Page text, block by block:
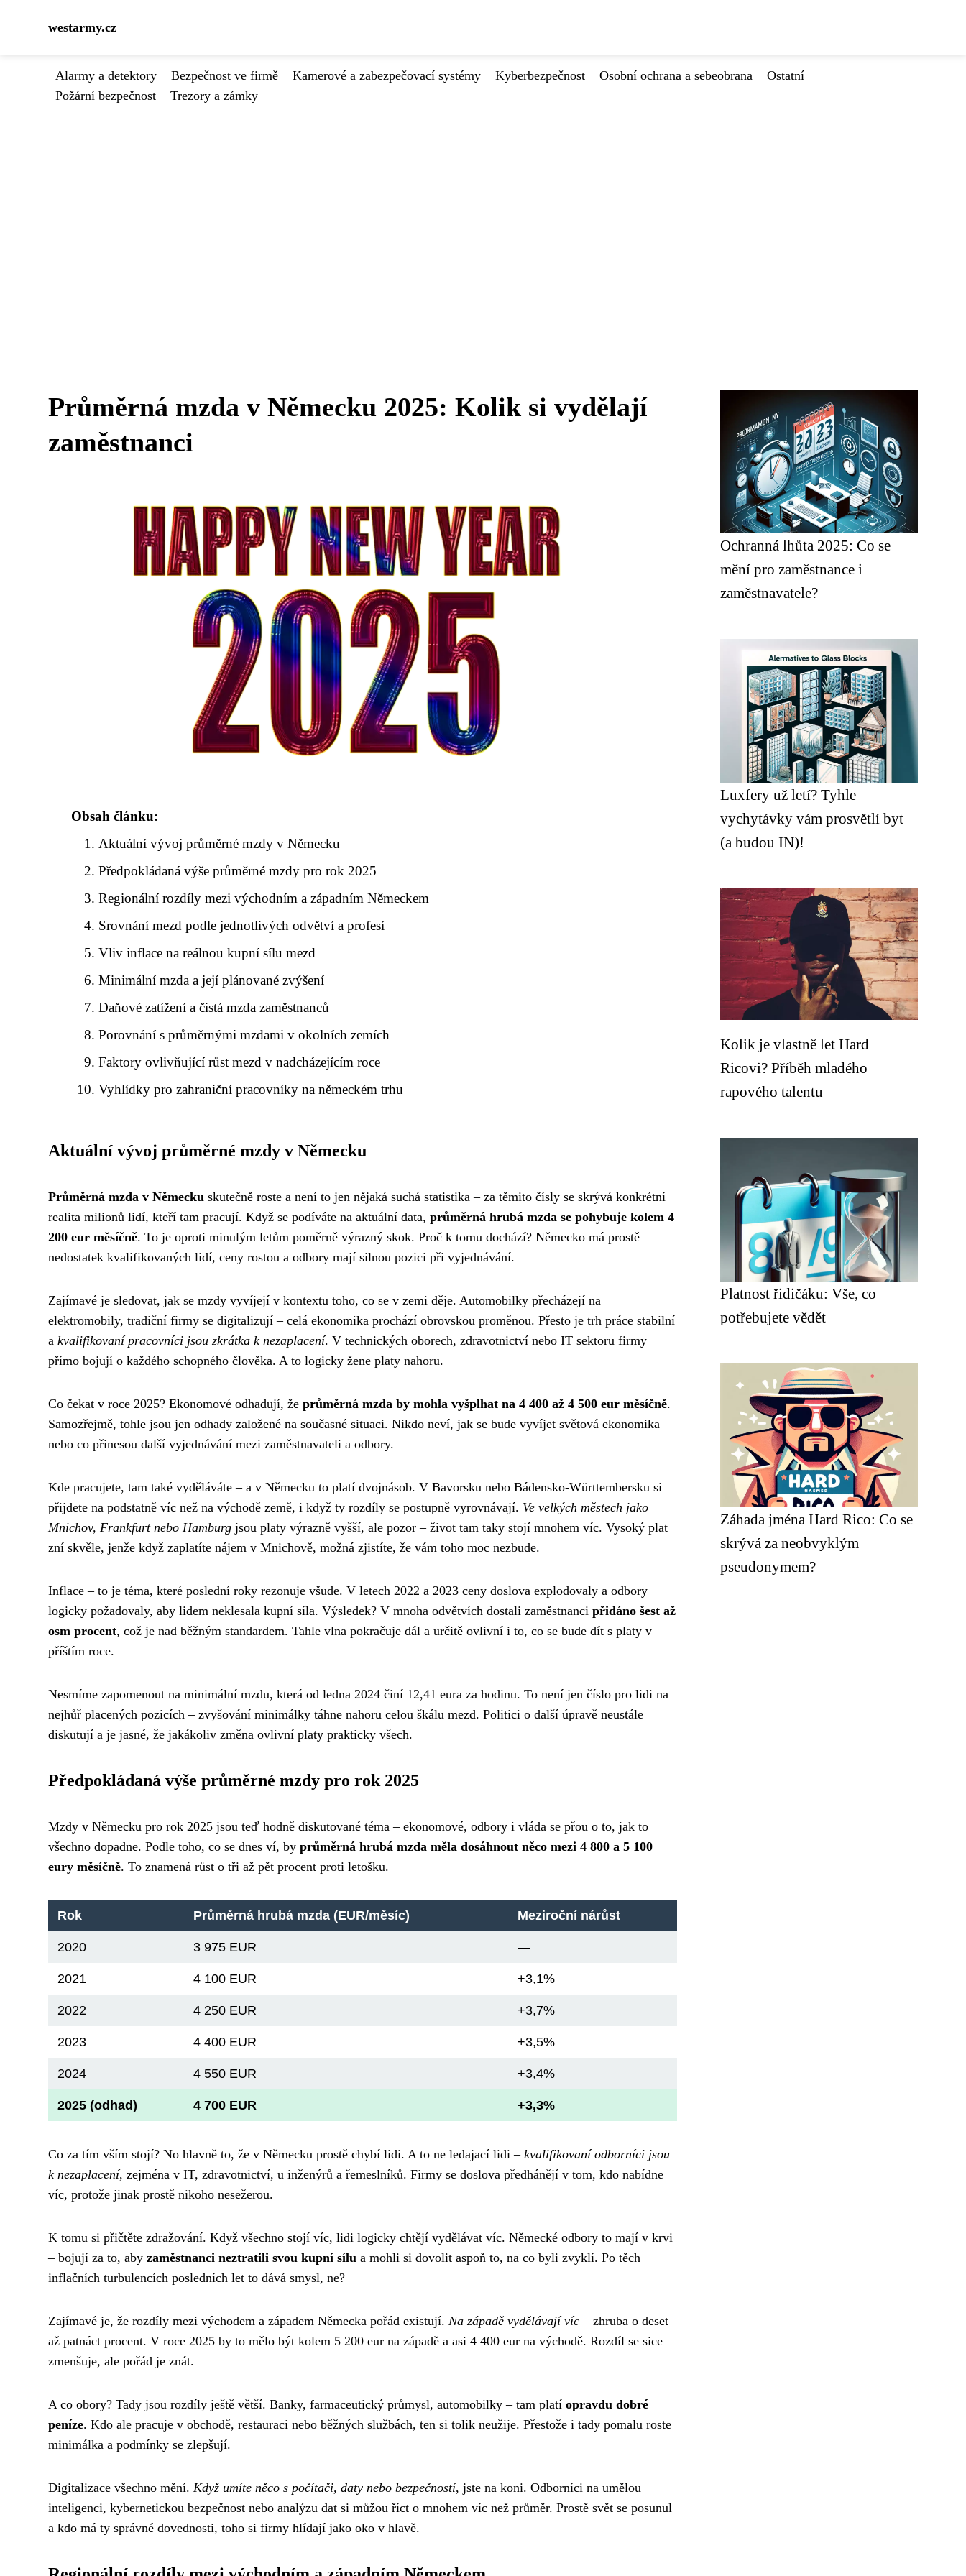
westarmy.cz
Alarmy a detektory Bezpečnost ve firmě Kamerové a zabezpečovací systémy Kyberbezpečnost Osobní ochrana a sebeobrana
Ostatní
Požární bezpečnost
Trezory a zámky
Průměrná mzda v Německu 2025: Kolik si vydělají
zaměstnanci
Obsah článku:
Aktuální vývoj průměrné mzdy v Německu
Předpokládaná výše průměrné mzdy pro rok 2025
Regionální rozdíly mezi východním a západním Německem
Srovnání mezd podle jednotlivých odvětví a profesí
Vliv inflace na reálnou kupní sílu mezd
Minimální mzda a její plánované zvýšení
Daňové zatížení a čistá mzda zaměstnanců
Porovnání s průměrnými mzdami v okolních zemích
Faktory ovlivňující růst mezd v nadcházejícím roce
Vyhlídky pro zahraniční pracovníky na německém trhu
Aktuální vývoj průměrné mzdy v Německu
Průměrná mzda v Německu skutečně roste a není to jen nějaká suchá statistika – za těmito čísly se skrývá konkrétní
realita milionů lidí, kteří tam pracují. Když se podíváte na aktuální data, průměrná hrubá mzda se pohybuje kolem 4
200 eur měsíčně. To je oproti minulým letům poměrně výrazný skok. Proč k tomu dochází? Německo má prostě
nedostatek kvalifikovaných lidí, ceny rostou a odbory mají silnou pozici při vyjednávání.
Zajímavé je sledovat, jak se mzdy vyvíjejí v kontextu toho, co se v zemi děje. Automobilky přecházejí na
elektromobily, tradiční firmy se digitalizují – celá ekonomika prochází obrovskou proměnou. Přesto je trh práce stabilní
a kvalifikovaní pracovníci jsou zkrátka k nezaplacení. V technických oborech, zdravotnictví nebo IT sektoru firmy
přímo bojují o každého schopného člověka. A to logicky žene platy nahoru.
Co čekat v roce 2025? Ekonomové odhadují, že průměrná mzda by mohla vyšplhat na 4 400 až 4 500 eur měsíčně.
Samozřejmě, tohle jsou jen odhady založené na současné situaci. Nikdo neví, jak se bude vyvíjet světová ekonomika
nebo co přinesou další vyjednávání mezi zaměstnavateli a odbory.
Kde pracujete, tam také vyděláváte – a v Německu to platí dvojnásob. V Bavorsku nebo Bádensko-Württembersku si
přijdete na podstatně víc než na východě země, i když ty rozdíly se postupně vyrovnávají. Ve velkých městech jako
Mnichov, Frankfurt nebo Hamburg jsou platy výrazně vyšší, ale pozor – život tam taky stojí mnohem víc. Vysoký plat
zní skvěle, jenže když zaplatíte nájem v Mnichově, možná zjistíte, že vám toho moc nezbude.
Inflace – to je téma, které poslední roky rezonuje všude. V letech 2022 a 2023 ceny doslova explodovaly a odbory
logicky požadovaly, aby lidem neklesala kupní síla. Výsledek? V mnoha odvětvích dostali zaměstnanci přidáno šest až
osm procent, což je nad běžným standardem. Tahle vlna pokračuje dál a určitě ovlivní i to, co se bude dít s platy v
příštím roce.
Nesmíme zapomenout na minimální mzdu, která od ledna 2024 činí 12,41 eura za hodinu. To není jen číslo pro lidi na
nejhůř placených pozicích – zvyšování minimálky táhne nahoru celou škálu mezd. Politici o další úpravě neustále
diskutují a je jasné, že jakákoliv změna ovlivní platy prakticky všech.
Předpokládaná výše průměrné mzdy pro rok 2025
Mzdy v Německu pro rok 2025 jsou teď hodně diskutované téma – ekonomové, odbory i vláda se přou o to, jak to
všechno dopadne. Podle toho, co se dnes ví, by průměrná hrubá mzda měla dosáhnout něco mezi 4 800 a 5 100
eury měsíčně. To znamená růst o tři až pět procent proti letošku.
Rok Průměrná hrubá mzda (EUR/měsíc) Meziroční nárůst
2020 3 975 EUR —
2021 4 100 EUR +3,1%
2022 4 250 EUR +3,7%
2023 4 400 EUR +3,5%
2024 4 550 EUR +3,4%
2025 (odhad) 4 700 EUR +3,3%
Co za tím vším stojí? No hlavně to, že v Německu prostě chybí lidi. A to ne ledajací lidi – kvalifikovaní odborníci jsou
k nezaplacení, zejména v IT, zdravotnictví, u inženýrů a řemeslníků. Firmy se doslova předhánějí v tom, kdo nabídne
víc, protože jinak prostě nikoho nesežerou.
K tomu si přičtěte zdražování. Když všechno stojí víc, lidi logicky chtějí vydělávat víc. Německé odbory to mají v krvi
– bojují za to, aby zaměstnanci neztratili svou kupní sílu a mohli si dovolit aspoň to, na co byli zvyklí. Po těch
inflačních turbulencích posledních let to dává smysl, ne?
Zajímavé je, že rozdíly mezi východem a západem Německa pořád existují. Na západě vydělávají víc – zhruba o deset
až patnáct procent. V roce 2025 by to mělo být kolem 5 200 eur na západě a asi 4 400 eur na východě. Rozdíl se sice
zmenšuje, ale pořád je znát.
A co obory? Tady jsou rozdíly ještě větší. Banky, farmaceutický průmysl, automobilky – tam platí opravdu dobré
peníze. Kdo ale pracuje v obchodě, restauraci nebo běžných službách, ten si tolik neužije. Přestože i tady pomalu roste
minimálka a podmínky se zlepšují.
Digitalizace všechno mění. Když umíte něco s počítači, daty nebo bezpečností, jste na koni. Odborníci na umělou
inteligenci, kybernetickou bezpečnost nebo analýzu dat si můžou říct o mnohem víc než průměr. Prostě svět se posunul
a kdo má ty správné dovednosti, toho si firmy hlídají jako oko v hlavě.
Ochranná lhůta 2025: Co se
mění pro zaměstnance i
zaměstnavatele?
Luxfery už letí? Tyhle
vychytávky vám prosvětlí byt
(a budou IN)!
Kolik je vlastně let Hard
Ricovi? Příběh mladého
rapového talentu
Platnost řidičáku: Vše, co
potřebujete vědět
Záhada jména Hard Rico: Co se
skrývá za neobvyklým
pseudonymem?